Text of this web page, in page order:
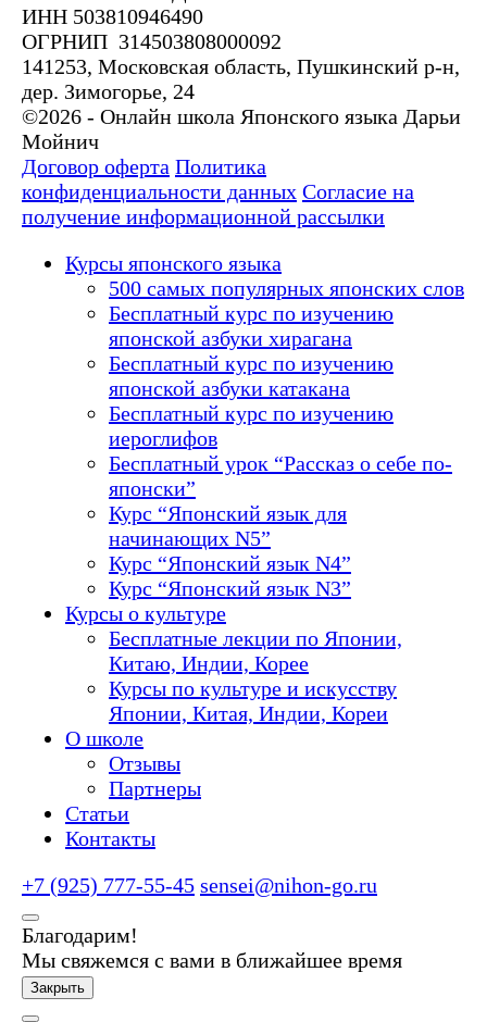
ИНН 503810946490
ОГРНИП 314503808000092
141253, Московская область, Пушкинский р-н,
дер. Зимогорье, 24
©2026 - Онлайн школа Японского языка Дарьи
Мойнич
Договор оферта Политика
конфиденциальности данных Согласие на
получение информационной рассылки
Курсы японского языка
500 самых популярных японских слов
Бесплатный курс по изучению
японской азбуки хирагана
Бесплатный курс по изучению
японской азбуки катакана
Бесплатный курс по изучению
иероглифов
Бесплатный урок “Рассказ о себе по-
японски”
Курс “Японский язык для
начинающих N5”
Курс “Японский язык N4”
Курс “Японский язык N3”
Курсы о культуре
Бесплатные лекции по Японии,
Китаю, Индии, Корее
Курсы по культуре и искусству
Японии, Китая, Индии, Кореи
О школе
Отзывы
Партнеры
Статьи
Контакты
+7 (925) 777-55-45 sensei@nihon-go.ru
Благодарим!
Мы свяжемся с вами в ближайшее время
Закрыть